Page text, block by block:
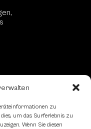
zu
um das Surferlebnis zu
Wenn Sie diesen